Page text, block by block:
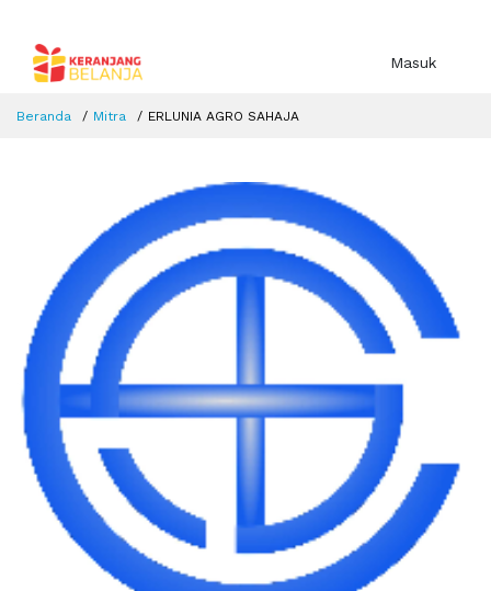
Masuk
Beranda Mitra ERLUNIA AGRO SAHAJA